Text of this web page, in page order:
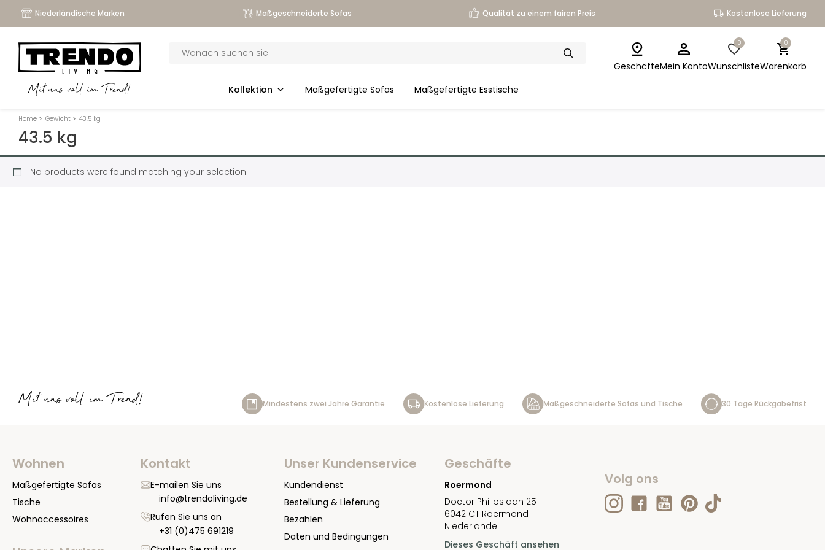
Niederländische Marken Maßgeschneiderte Sofas Qualität zu einem fairen Preis Kostenlose Lieferung
Mit uns voll im Trend!
search
Kollektion Maßgefertigte Sofas Maßgefertigte Esstische
GeschäfteMein Konto
0
Wunschliste
0
Warenkorb
Home > Gewicht > 43.5 kg
43.5 kg
No products were found matching your selection.
Mit uns voll im Trend! Mindestens zwei Jahre Garantie Kostenlose Lieferung Maßgeschneiderte Sofas und Tische 30 Tage Rückgabefrist
Wohnen
Maßgefertigte Sofas
Tische
Wohnaccessoires
Kontakt
E-mailen Sie uns
info@trendoliving.de
Rufen Sie uns an
+31 (0)475 691219
Unser Kundenservice
Kundendienst
Bestellung & Lieferung
Bezahlen
Daten und Bedingungen
Geschäfte
Roermond
Doctor Philipslaan 25
6042 CT Roermond
Niederlande
Dieses Geschäft ansehen
Volg ons